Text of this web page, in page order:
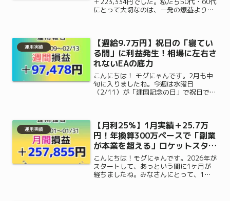
にとって大切なのは、一発の爆益よりも
ない収入の柱を作る無料モニター参加手
順はこちら。
運用実績
【週給9.7万円】祝日の「寝てい
る間」に利益発生！相場に左右さ
れないEAの底力
こんにちは！ モグにゃんです。2月も中
旬に入りましたね。今週は水曜日
（2/11）が「建国記念の日」で祝日でし
買）は休むことなく世界の...
運用実績
【月利25%】1月実績＋25.7万
円！年換算300万ペースで「副業
が本業を超える」ロケットスター
ト
こんにちは！モグにゃんです。2026年が
スタートして、あっという間に1ヶ月が
経ちましたね。みなさんにとって、1月